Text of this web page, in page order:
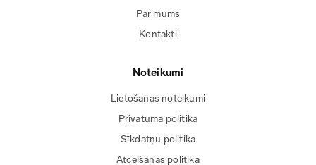
Par mums
Kontakti
Noteikumi
Lietošanas noteikumi
Privātuma politika
Sīkdatņu politika
Atcelšanas politika